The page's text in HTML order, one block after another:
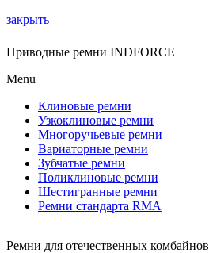
закрыть
Приводные ремни INDFORCE
Menu
Клиновые ремни
Узкоклиновые ремни
Многоручьевые ремни
Вариаторные ремни
Зубчатые ремни
Поликлиновые ремни
Шестигранные ремни
Ремни стандарта RMA
Ремни для отечественных комбайнов